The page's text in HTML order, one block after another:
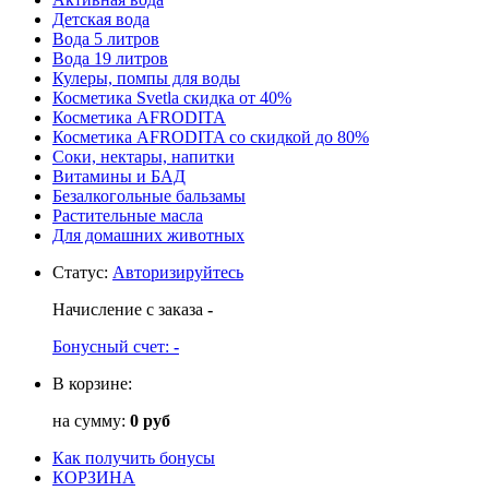
Детская вода
Вода 5 литров
Вода 19 литров
Кулеры, помпы для воды
Косметика Svetla скидка от 40%
Косметика AFRODITA
Косметика AFRODITA со скидкой до 80%
Соки, нектары, напитки
Витамины и БАД
Безалкогольные бальзамы
Растительные масла
Для домашних животных
Статус: Авторизируйтесь
Начисление с заказа -
Бонусный счет: -
В корзине:
на сумму: 0 руб
Как получить бонусы
КОРЗИНА